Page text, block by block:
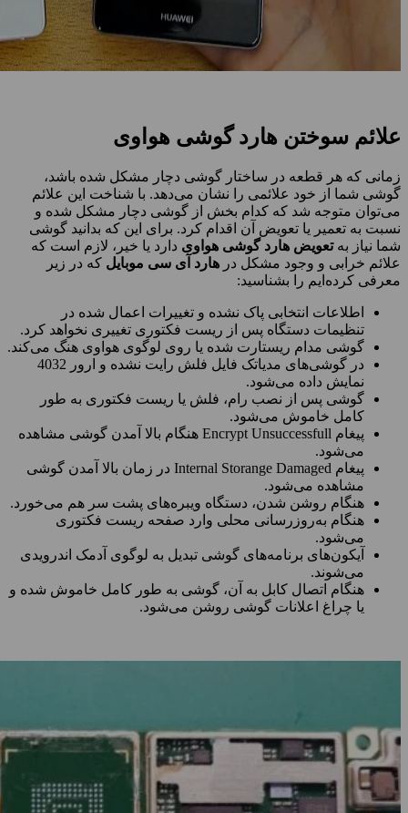
علائم سوختن هارد گوشی هواوی
زمانی که هر قطعه در ساختار گوشی دچار مشکل شده باشد،
گوشی شما از خود علائمی را نشان می‌دهد. با شناخت این علائم
می‌توان متوجه شد که کدام بخش از گوشی دچار مشکل شده و
نسبت به تعمیر یا تعویض آن اقدام کرد. برای این که بدانید گوشی
شما نیاز بهتعویض هارد گوشی هواوی دارد یا خیر، لازم است که
علائم خرابی و وجود مشکل در هارد آی سی موبایل که در زیر
معرفی کرده‌ایم را بشناسید:
اطلاعات انتخابی پاک نشده و تغییرات اعمال شده در
تنظیمات دستگاه پس از ریست فکتوری تغییری نخواهد کرد.
گوشی مدام ریستارت شده یا روی لوگوی هواوی هنگ می‌کند.
در گوشی‌های مدیاتک فایل فلش رایت نشده و ارور 4032
نمایش داده می‌شود.
گوشی پس از نصب رام، فلش یا ریست فکتوری به طور
کامل خاموش می‌شود.
پیغام Encrypt Unsuccessfull هنگام بالا آمدن گوشی مشاهده
می‌شود.
پیغام Internal Storange Damaged در زمان بالا آمدن گوشی
مشاهده می‌شود.
هنگام روشن شدن، دستگاه ویبره‌های پشت سر هم می‌خورد.
هنگام به‌روزرسانی محلی وارد صفحه ریست فکتوری
می‌شود.
آیکون‌های برنامه‌های گوشی تبدیل به لوگوی آدمک اندرویدی
می‌شوند.
هنگام اتصال کابل به آن، گوشی به طور کامل خاموش شده و
یا چراغ اعلانات گوشی روشن می‌شود.